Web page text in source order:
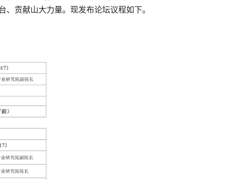
贡献山大力量。现发布论坛议程如下。